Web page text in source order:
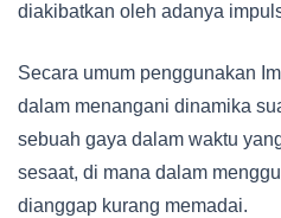
diakibatkan oleh adanya
Secara umum penggunakan
dalam menangani dinamika
sebuah gaya dalam waktu
sesaat, di mana dalam
dianggap kurang memadai.